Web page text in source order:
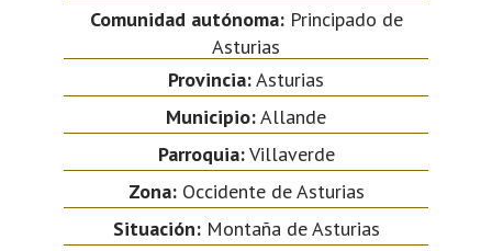
Comunidad autónoma:Principado de
Asturias
Provincia:Asturias
Municipio:Allande
Parroquia:Villaverde
Zona:Occidente de Asturias
Situación:Montaña de Asturias